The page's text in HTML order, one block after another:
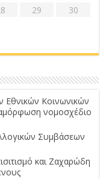
29
30
Εθνικών Κοινωνικών
νομοσχέδιο
Συμβάσεων
και Ζαχαρώδη